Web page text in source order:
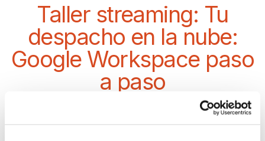
Taller streaming: Tu
despacho en la nube:
Google Workspace paso
a paso
/ DESDE EL 13/01/2026 09:30 HASTA 20/01/2026 12:30 (6
HORAS)